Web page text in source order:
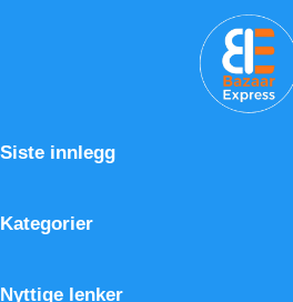
Siste innlegg
Kategorier
Nyttige lenker